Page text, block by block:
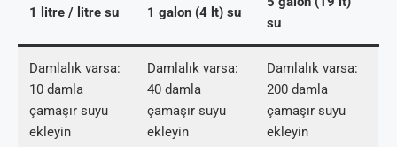
1 litre / litre su 1 galon (4 lt) su
su
Damlalık varsa:
10 damla
çamaşır suyu
ekleyin
Damlalık varsa:
40 damla
çamaşır suyu
ekleyin
Damlalık varsa:
200 damla
çamaşır suyu
ekleyin